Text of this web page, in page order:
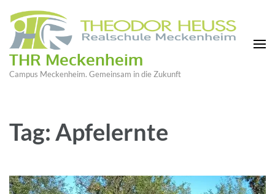
THR Meckenheim
Campus Meckenheim. Gemeinsam in die Zukunft
Tag: Apfelernte